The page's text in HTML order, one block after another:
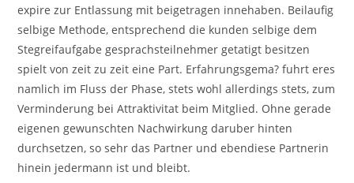
expire zur Entlassung mit beigetragen innehaben. Beilaufig
selbige Methode, entsprechend die kunden selbige dem
Stegreifaufgabe gesprachsteilnehmer getatigt besitzen
spielt von zeit zu zeit eine Part. Erfahrungsgema? fuhrt eres
namlich im Fluss der Phase, stets wohl allerdings stets, zum
Verminderung bei Attraktivitat beim Mitglied. Ohne gerade
eigenen gewunschten Nachwirkung daruber hinten
durchsetzen, so sehr das Partner und ebendiese Partnerin
hinein jedermann ist und bleibt.